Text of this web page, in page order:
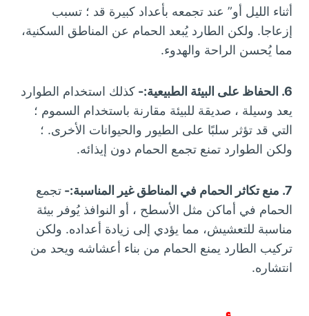
أثناء الليل أو” عند تجمعه بأعداد كبيرة قد ؛ تسبب
إزعاجا. ولكن الطارد يُبعد الحمام عن المناطق السكنية،
مما يُحسن الراحة والهدوء.
6. الحفاظ على البيئة الطبيعية:-
كذلك استخدام الطوارد
يعد وسيلة ، صديقة للبيئة مقارنة باستخدام السموم ؛
التي قد تؤثر سلبًا على الطيور والحيوانات الأخرى. ؛
ولكن الطوارد تمنع تجمع الحمام دون إيذائه.
7. منع تكاثر الحمام في المناطق غير المناسبة:-
تجمع
الحمام في أماكن مثل الأسطح ، أو النوافذ يُوفر بيئة
مناسبة للتعشيش، مما يؤدي إلى زيادة أعداده. ولكن
تركيب الطارد يمنع الحمام من بناء أعشاشه ويحد من
انتشاره.